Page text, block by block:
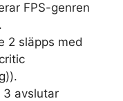
FPS-genren
2 släpps med
3 avslutar